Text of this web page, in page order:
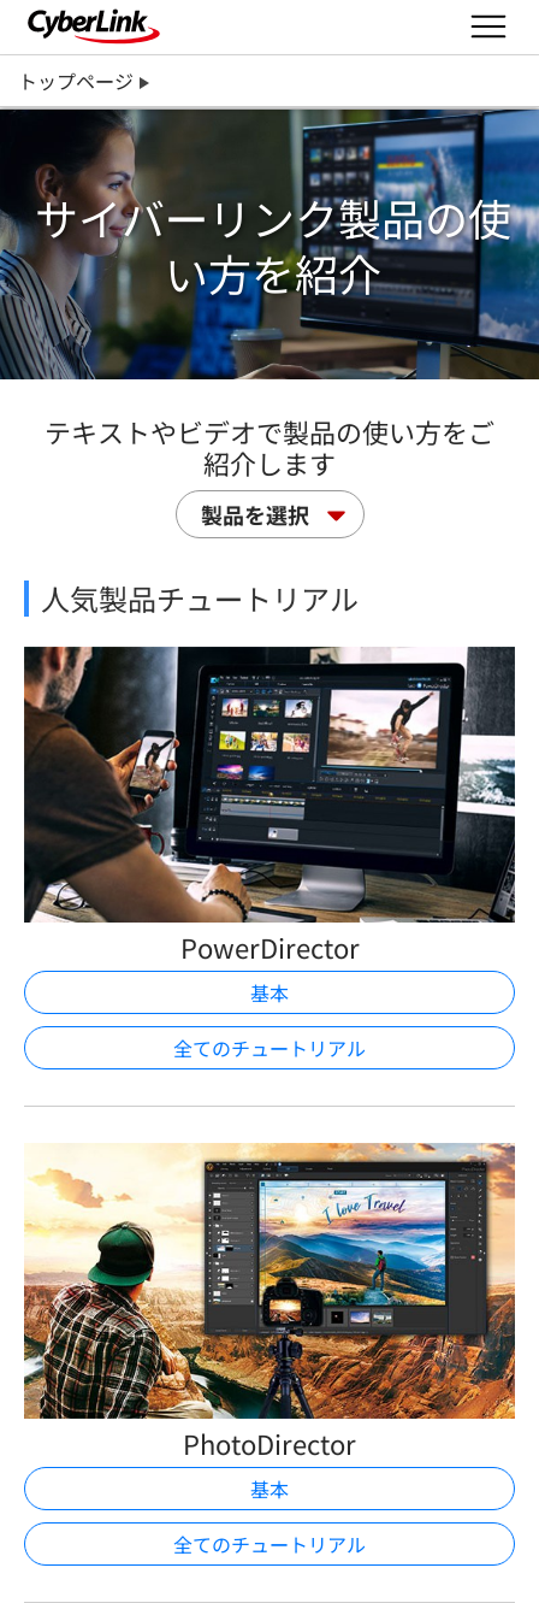
トップページ
サイバーリンク製品の使
い方を紹介
テキストやビデオで製品の使い方をご
紹介します
製品を選択
人気製品チュートリアル
PowerDirector
基本
全てのチュートリアル
PhotoDirector
基本
全てのチュートリアル